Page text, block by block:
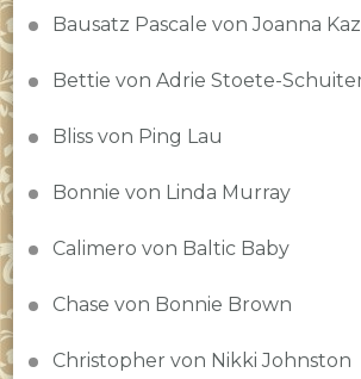
Bausatz Pascale von Joanna
Bettie von Adrie Stoete-
Bliss von Ping Lau
Bonnie von Linda Murray
Calimero von Baltic Baby
Chase von Bonnie Brown
Christopher von Nikki Johnston